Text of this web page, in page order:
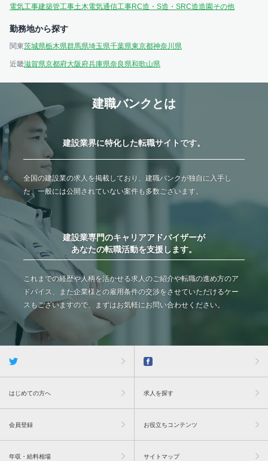
電気工事建築管工事土木電気通信工事RC造・S造・SRC造造園 その他
勤務地から探す
関東茨城県栃木県群馬県埼玉県千葉県東京都神奈川県
近畿滋賀県京都府大阪府兵庫県奈良県和歌山県
建職バンクとは
建設業界に特化した転職サイトです。
全国の建設業の求人を掲載しており、建職バンクが独自に入手し
た、一般には公開されていない案件も多数ございます。
建設業専門のキャリアアドバイザーが
あなたの転職活動を支援します。
これまでの経歴や人柄を活かせる求人のご紹介や転職の進め方のア
ドバイス、また企業様との雇用条件の交渉をさせていただけるケー
スもございますので、まずはお気軽にお問い合わせください。
はじめての方へ 求人を探す
会員登録 お役立ちコンテンツ
年収・給料相場 サイトマップ